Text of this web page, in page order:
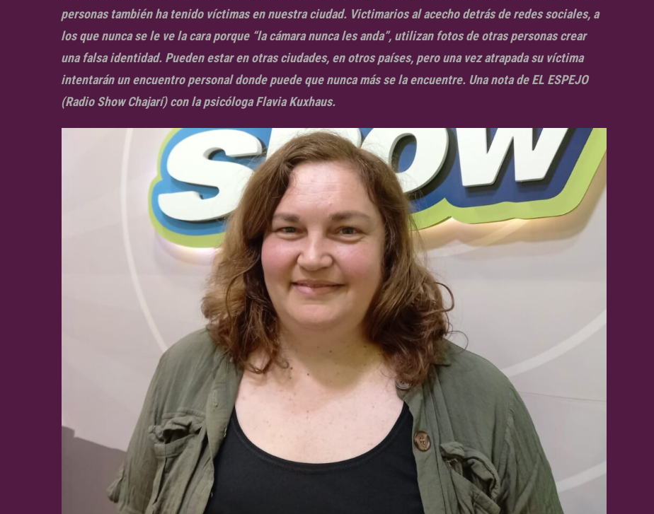
personas también ha tenido víctimas en nuestra ciudad. Victimarios al acecho detrás de redes sociales, a
los que nunca se le ve la cara porque “la cámara nunca les anda”, utilizan fotos de otras personas crear
una falsa identidad. Pueden estar en otras ciudades, en otros países, pero una vez atrapada su víctima
intentarán un encuentro personal donde puede que nunca más se la encuentre. Una nota de EL ESPEJO
(Radio Show Chajarí) con la psicóloga Flavia Kuxhaus.